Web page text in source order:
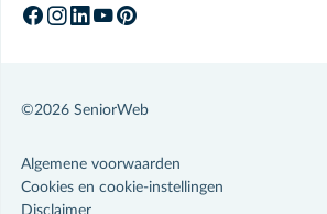
©2026 SeniorWeb
Algemene voorwaarden
Cookies en cookie-instellingen